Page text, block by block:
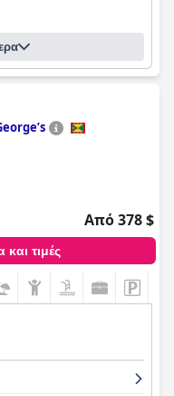
Από 378 $
και τιμές